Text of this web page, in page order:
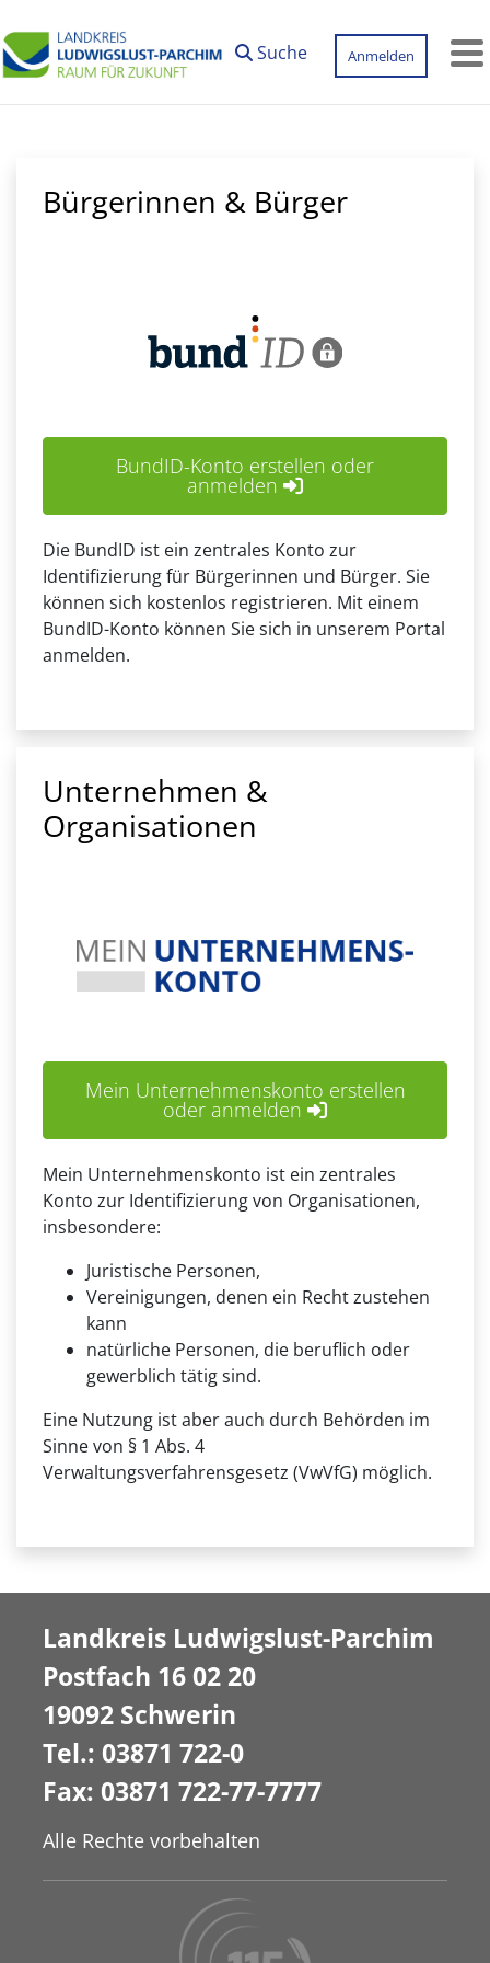
Suche
Anmelden
Bürgerinnen & Bürger
BundID-Konto erstellen oder
anmelden
Die BundID ist ein zentrales Konto zur
Identifizierung für Bürgerinnen und Bürger. Sie
können sich kostenlos registrieren. Mit einem
BundID-Konto können Sie sich in unserem Portal
anmelden.
Unternehmen &
Organisationen
Mein Unternehmenskonto erstellen
oder anmelden
Mein Unternehmenskonto ist ein zentrales
Konto zur Identifizierung von Organisationen,
insbesondere:
Juristische Personen,
Vereinigungen, denen ein Recht zustehen
kann
natürliche Personen, die beruflich oder
gewerblich tätig sind.
Eine Nutzung ist aber auch durch Behörden im
Sinne von § 1 Abs. 4
Verwaltungsverfahrensgesetz (VwVfG) möglich.
Landkreis Ludwigslust-Parchim
Postfach 16 02 20
19092 Schwerin
Tel.: 03871 722-0
Fax: 03871 722-77-7777
Alle Rechte vorbehalten